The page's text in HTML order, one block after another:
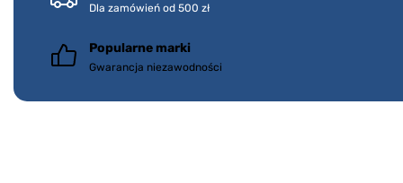
Dla zamówień od 500 zł
Popularne marki
Gwarancja niezawodności